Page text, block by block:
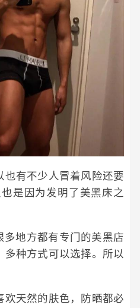
也有不少人冒着风险还要
是因为发明了美黑床之
多地方都有专门的美黑店
种方式可以选择。所以
天然的肤色，防晒都必